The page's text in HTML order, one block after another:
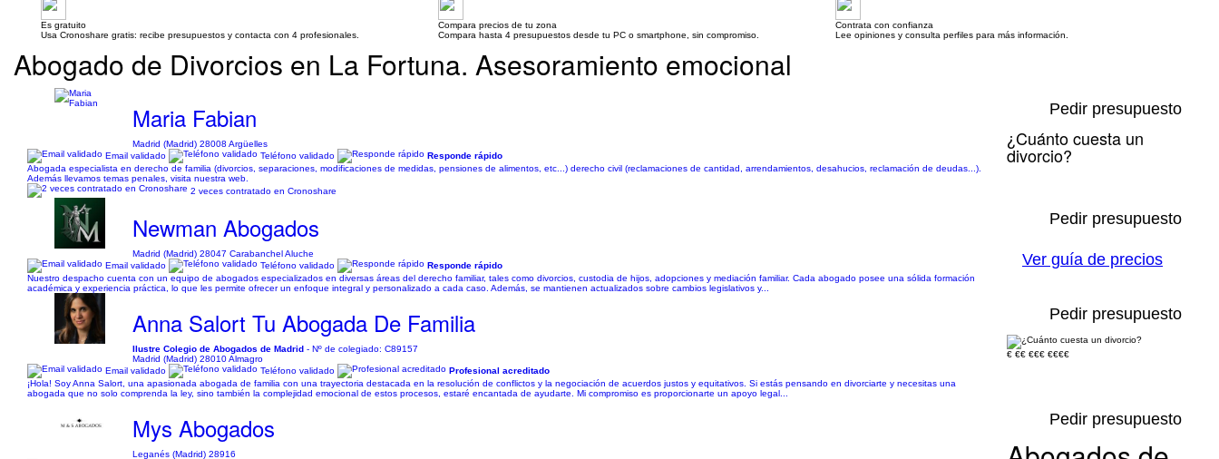
Es gratuito
Usa Cronoshare gratis: recibe presupuestos y contacta con 4 profesionales.
Compara precios de tu zona
Compara hasta 4 presupuestos desde tu PC o smartphone, sin compromiso.
Contrata con confianza
Lee opiniones y consulta perfiles para más información.
Abogado de Divorcios en La Fortuna. Asesoramiento emocional
Maria Fabian
Madrid (Madrid) 28008 Argüelles
Email validado
Teléfono validado
Responde rápido
Abogada especialista en derecho de familia (divorcios, separaciones, modificaciones de medidas, pensiones de alimentos, etc...) derecho civil (reclamaciones de cantidad, arrendamientos, desahucios, reclamación de deudas...).
Además llevamos temas penales, visita nuestra web.
2 veces contratado en Cronoshare
Pedir presupuesto
Newman Abogados
Madrid (Madrid) 28047 Carabanchel Aluche
Email validado
Teléfono validado
Responde rápido
Nuestro despacho cuenta con un equipo de abogados especializados en diversas áreas del derecho familiar, tales como divorcios, custodia de hijos, adopciones y mediación familiar. Cada abogado posee una sólida formación
académica y experiencia práctica, lo que les permite ofrecer un enfoque integral y personalizado a cada caso. Además, se mantienen actualizados sobre cambios legislativos y...
Pedir presupuesto
Anna Salort Tu Abogada De Familia
Ilustre Colegio de Abogados de Madrid - Nº de colegiado: C89157
Madrid (Madrid) 28010 Almagro
Email validado
Teléfono validado
Profesional acreditado
¡Hola! Soy Anna Salort, una apasionada abogada de familia con una trayectoria destacada en la resolución de conflictos y la negociación de acuerdos justos y equitativos. Si estás pensando en divorciarte y necesitas una
abogada que no solo comprenda la ley, sino también la complejidad emocional de estos procesos, estaré encantada de ayudarte. Mi compromiso es proporcionarte un apoyo legal...
Pedir presupuesto
Mys Abogados
Leganés (Madrid) 28916
Pedir presupuesto
¿Cuánto cuesta un
divorcio?
Ver guía de precios
€ €€ €€€ €€€€